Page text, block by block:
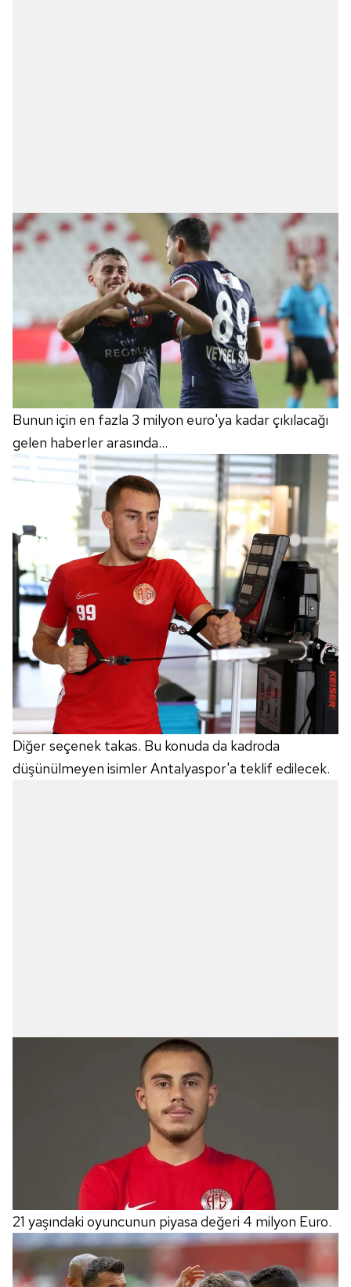
Bunun için en fazla 3 milyon euro'ya kadar çıkılacağı
gelen haberler arasında...
Diğer seçenek takas. Bu konuda da kadroda
düşünülmeyen isimler Antalyaspor'a teklif edilecek.
21 yaşındaki oyuncunun piyasa değeri 4 milyon Euro.